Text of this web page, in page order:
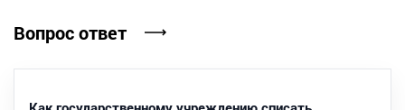
Вопрос ответ